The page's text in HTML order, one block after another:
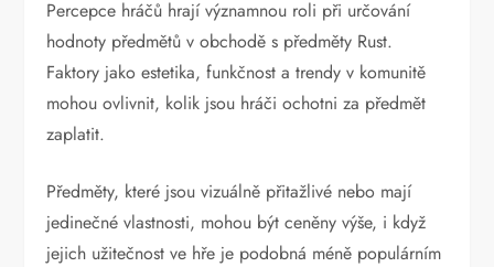
Percepce hráčů hrají významnou roli při určování
hodnoty předmětů v obchodě s předměty Rust.
Faktory jako estetika, funkčnost a trendy v komunitě
mohou ovlivnit, kolik jsou hráči ochotni za předmět
zaplatit.
Předměty, které jsou vizuálně přitažlivé nebo mají
jedinečné vlastnosti, mohou být ceněny výše, i když
jejich užitečnost ve hře je podobná méně populárním